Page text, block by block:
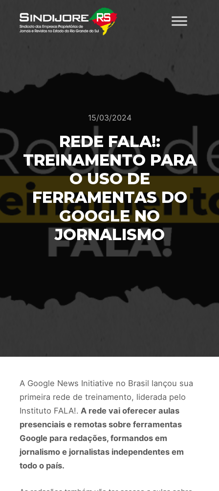
15/03/2024
REDE FALA!:
TREINAMENTO PARA
O USO DE
FERRAMENTAS DO
GOOGLE NO
JORNALISMO
A Google News Initiative no Brasil lançou sua
primeira rede de treinamento, liderada pelo
Instituto FALA!. A rede vai oferecer aulas
presenciais e remotas sobre ferramentas
Google para redações, formandos em
jornalismo e jornalistas independentes em
todo o país.